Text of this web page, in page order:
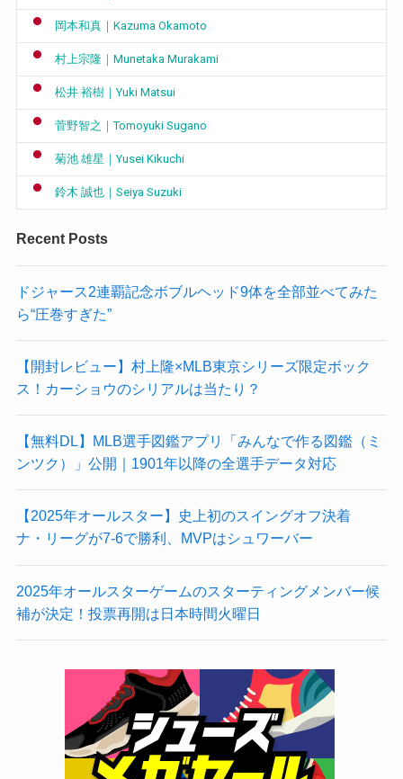
岡本和真｜Kazuma Okamoto
村上宗隆｜Munetaka Murakami
松井 裕樹｜Yuki Matsui
菅野智之｜Tomoyuki Sugano
菊池 雄星｜Yusei Kikuchi
鈴木 誠也｜Seiya Suzuki
Recent Posts
ドジャース2連覇記念ボブルヘッド9体を全部並べてみた
ら“圧巻すぎた”
【開封レビュー】村上隆×MLB東京シリーズ限定ボック
ス！カーショウのシリアルは当たり？
【無料DL】MLB選手図鑑アプリ「みんなで作る図鑑（ミ
ンツク）」公開｜1901年以降の全選手データ対応
【2025年オールスター】史上初のスイングオフ決着
ナ・リーグが7-6で勝利、MVPはシュワーバー
2025年オールスターゲームのスターティングメンバー候
補が決定！投票再開は日本時間火曜日